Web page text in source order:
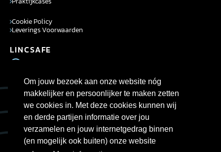
Om jouw bezoek aan onze website nóg
makkelijker en persoonlijker te maken zetten
we cookies in. Met deze cookies kunnen wij
en derde partijen informatie over jou
verzamelen en jouw internetgedrag binnen
(en mogelijk ook buiten) onze website
Cookie Policy
Leverings Voorwaarden
LINCSAFE
NL.info.lincsafe@cennox.com
ROUTE BESCHRIJVING